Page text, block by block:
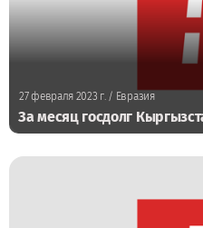
27 февраля 2023 г. / Евразия
За месяц госдолг